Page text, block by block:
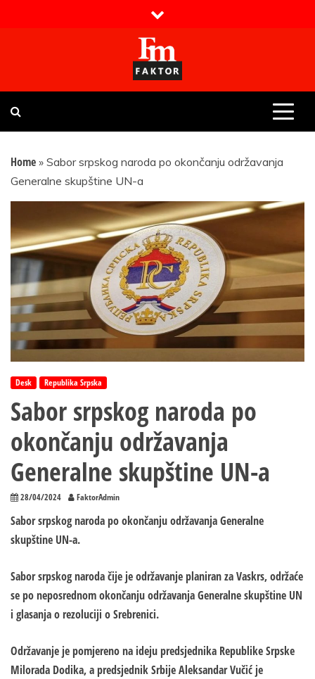
Faktor magazin
Uvijek presudan
Home » Sabor srpskog naroda po okončanju održavanja
Generalne skupštine UN-a
Desk Republika Srpska
Sabor srpskog naroda po
okončanju održavanja
Generalne skupštine UN-a
28/04/2024 FaktorAdmin
Sabor srpskog naroda po okončanju održavanja Generalne
skupštine UN-a.
Sabor srpskog naroda čije je održavanje planiran za Vaskrs, održaće
se po neposrednom okončanju održavanja Generalne skupštine UN
i glasanja o rezoluciji o Srebrenici.
Održavanje je pomjereno na ideju predsjednika Republike Srpske
Milorada Dodika, a predsjednik Srbije Aleksandar Vučić je